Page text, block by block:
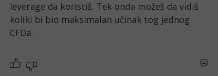
leverage da koristiš. Tek onda možeš da vidiš
koliki bi bio maksimalan učinak tog jednog
CFDa.